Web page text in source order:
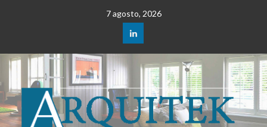
7 agosto, 2026